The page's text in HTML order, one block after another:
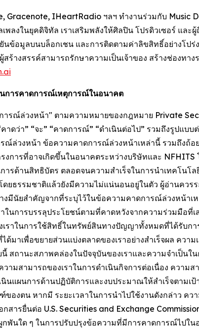
Gracenote, IHeartRadio ฯลฯ ทำงานร่วมกับ Music
พลงในยุคดิจิทัล เราเสริมพลังให้ศิลปิน โปรดิวเซอร์ แ
ข้อมูลบนบล็อกเชน และการติดตามค่าลิขสิทธิ์อย่างโป
ร้างสรรค์สามารถรักษาความเป็นเจ้าของ สร้างช่องท
การคาดการณ์เหตุการณ์ในอนาคต
ณ์ล่วงหน้า" ตามความหมายของกฎหมาย Private
าดว่า” “จะ” “คาดการณ์” “ดำเนินต่อไป” รวมถึงรูปแ
ณ์ล่วงหน้า ข้อความคาดการณ์ล่วงหน้าเหล่านี้ รวมถึงถ้
การที่อาจเกิดขึ้นในอนาคตระหว่างบริษัทและ
ารด้านสิทธิบัตร ตลอดจนความสำเร็จในการนำเทคโน
ดยธรรมชาติแล้วยังมีความไม่แน่นอนอยู่ในตัว ผู้อ่านคว
งมีนัยสำคัญจากที่ระบุไว้ในข้อความคาดการณ์ล่วงหน้า
ในการบรรลุประโยชน์ตามที่คาดหวังจากความร่วมมือ
ราในการใช้สิทธิ์ในทรัพย์สินทางปัญญาทั้งหมดที่ได้รับก
มาเพื่อขยายส่วนแบ่งตลาดของเราอย่างสำเร็จผล ควา
สถานะสภาพคล่องในปัจจุบันของเราและความจำเป็นใ
วามสามารถของเราในการดำเนินกิจการต่อเนื่อง คว
แผนการด้านปฏิบัติการและงบประมาณให้สำเร็จตามเ
องตน หากมี ระยะเวลาในการนำไปใช้งานดังกล่าว ค
กสารยื่นต่อ U.S. Securities and Exchange
กพันใด ๆ ในการปรับปรุงข้อความที่มีการคาดการณ์ไป